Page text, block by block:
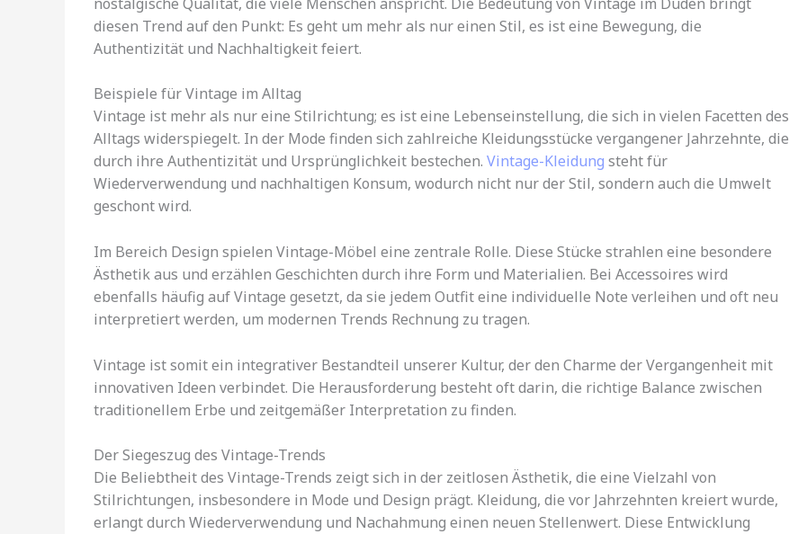
diesen Trend auf den Punkt: Es geht um mehr als nur einen Stil, es ist eine Bewegung, die
Authentizität und Nachhaltigkeit feiert.
Beispiele für Vintage im Alltag
Vintage ist mehr als nur eine Stilrichtung; es ist eine Lebenseinstellung, die sich in vielen Facetten des
Alltags widerspiegelt. In der Mode finden sich zahlreiche Kleidungsstücke vergangener Jahrzehnte, die
durch ihre Authentizität und Ursprünglichkeit bestechen. Vintage-Kleidung steht für
Wiederverwendung und nachhaltigen Konsum, wodurch nicht nur der Stil, sondern auch die Umwelt
geschont wird.
Im Bereich Design spielen Vintage-Möbel eine zentrale Rolle. Diese Stücke strahlen eine besondere
Ästhetik aus und erzählen Geschichten durch ihre Form und Materialien. Bei Accessoires wird
ebenfalls häufig auf Vintage gesetzt, da sie jedem Outfit eine individuelle Note verleihen und oft neu
interpretiert werden, um modernen Trends Rechnung zu tragen.
Vintage ist somit ein integrativer Bestandteil unserer Kultur, der den Charme der Vergangenheit mit
innovativen Ideen verbindet. Die Herausforderung besteht oft darin, die richtige Balance zwischen
traditionellem Erbe und zeitgemäßer Interpretation zu finden.
Der Siegeszug des Vintage-Trends
Die Beliebtheit des Vintage-Trends zeigt sich in der zeitlosen Ästhetik, die eine Vielzahl von
Stilrichtungen, insbesondere in Mode und Design prägt. Kleidung, die vor Jahrzehnten kreiert wurde,
erlangt durch Wiederverwendung und Nachahmung einen neuen Stellenwert. Diese Entwicklung